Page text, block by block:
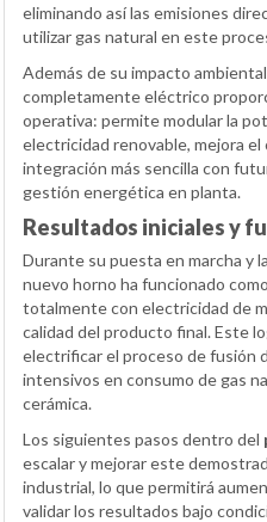
eliminando así las emisiones
utilizar gas natural en este
Además de su impacto
completamente eléctrico
operativa: permite modular la
electricidad renovable, mejora
integración más sencilla con
gestión energética en planta.
Resultados iniciales y
Durante su puesta en marcha y
nuevo horno ha funcionado
totalmente con electricidad de
calidad del producto final. Este
electrificar el proceso de fusión
intensivos en consumo de gas
cerámica.
Los siguientes pasos dentro del
escalar y mejorar este
industrial, lo que permitirá
validar los resultados bajo